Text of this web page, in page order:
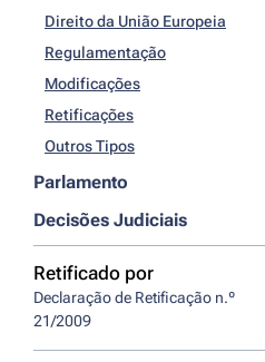
Direito da União Europeia
Regulamentação
Modificações
Retificações
Outros Tipos
Parlamento
Decisões Judiciais
Retificado por
Declaração de Retificação n.º
21/2009